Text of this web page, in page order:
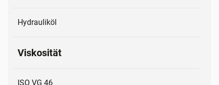
Hydrauliköl
Viskosität
ISO VG 46